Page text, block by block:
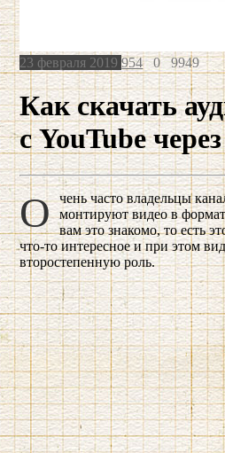
23 февраля 2019954 09949
Как скачать
с YouTube
Очень часто владельцы каналов на YouTube монтируют видео в
вам это знакомо, то есть
что-то интересное и при этом
второстепенную роль.